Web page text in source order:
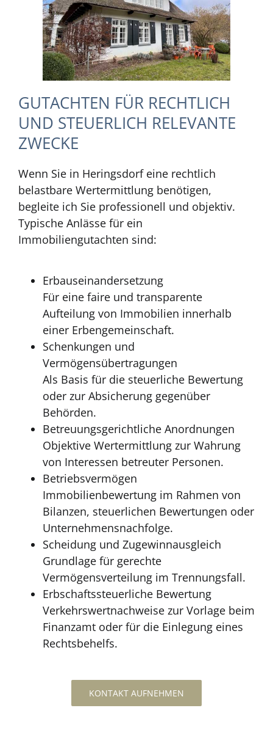
GUTACHTEN FÜR RECHTLICH
UND STEUERLICH RELEVANTE
ZWECKE
Wenn Sie in Heringsdorf eine rechtlich
belastbare Wertermittlung benötigen,
begleite ich Sie professionell und objektiv.
Typische Anlässe für ein
Immobiliengutachten sind:
Erbauseinandersetzung
Für eine faire und transparente
Aufteilung von Immobilien innerhalb
einer Erbengemeinschaft.
Schenkungen und
Vermögensübertragungen
Als Basis für die steuerliche Bewertung
oder zur Absicherung gegenüber
Behörden.
Betreuungsgerichtliche Anordnungen
Objektive Wertermittlung zur Wahrung
von Interessen betreuter Personen.
Betriebsvermögen
Immobilienbewertung im Rahmen von
Bilanzen, steuerlichen Bewertungen oder
Unternehmensnachfolge.
Scheidung und Zugewinnausgleich
Grundlage für gerechte
Vermögensverteilung im Trennungsfall.
Erbschaftssteuerliche Bewertung
Verkehrswertnachweise zur Vorlage beim
Finanzamt oder für die Einlegung eines
Rechtsbehelfs.
KONTAKT AUFNEHMEN